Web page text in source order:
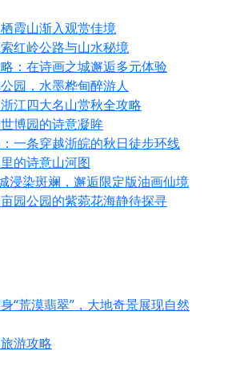
霞山渐入观赏佳境
红岭公路与山水秘境
：在诗画之城邂逅多元体验
园，水墨桦甸醉游人
江四大名山赏秋全攻略
博园的诗意凝眸
一条穿越浙皖的秋日徒步环线
的诗意山河图
浸染斑斓，邂逅限定版油画仙境
园公园的紫菀花海静待探寻
“荒漠翡翠”，大地奇景展现自然
游攻略